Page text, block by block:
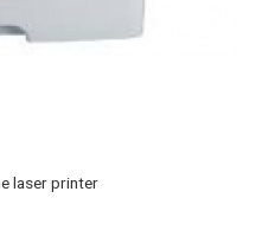
laser printer